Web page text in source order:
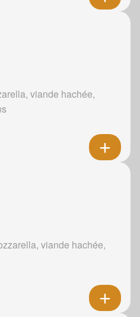
viande hachée,
viande hachée,